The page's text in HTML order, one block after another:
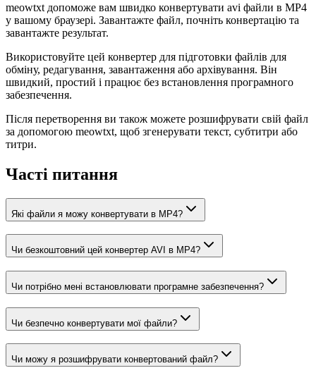
meowtxt допоможе вам швидко конвертувати avi файли в MP4
у вашому браузері. Завантажте файл, почніть конвертацію та
завантажте результат.
Використовуйте цей конвертер для підготовки файлів для
обміну, редагування, завантаження або архівування. Він
швидкий, простий і працює без встановлення програмного
забезпечення.
Після перетворення ви також можете розшифрувати свій файл
за допомогою meowtxt, щоб згенерувати текст, субтитри або
титри.
Часті питання
Які файли я можу конвертувати в MP4?
Чи безкоштовний цей конвертер AVI в MP4?
Чи потрібно мені встановлювати програмне забезпечення?
Чи безпечно конвертувати мої файли?
Чи можу я розшифрувати конвертований файл?